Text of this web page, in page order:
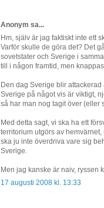
Anonym sa...
Hm, själv är jag faktiskt inte ett
Varför skulle de göra det? Det
sovetstater och Sverige i
till i någon framtid, men
Den dag Sverige blir
Sverige på något vis är viktigt,
så har man nog tagit över (eller
Med detta sagt, vi ska ha ett
territorium utgörs av
ska ju inte överdriva vare sig
Sverige.
Men jag kanske är naiv, ryssen
17 augusti 2008 kl. 13:33